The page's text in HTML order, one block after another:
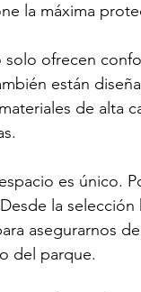
la máxima
solo ofrecen
están
de alta
es único.
la selección
asegurarnos
del parque.